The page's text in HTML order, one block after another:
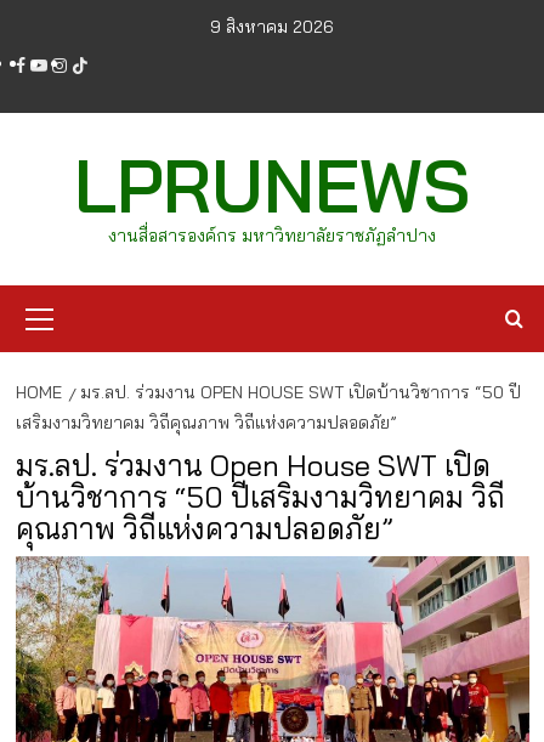
content
9 สิงหาคม 2026
facebook
youtube
instagram
tiktok
LPRUNEWS
งานสื่อสารองค์กร มหาวิทยาลัยราชภัฏลำปาง
Menu
HOME
มร.ลป. ร่วมงาน OPEN HOUSE SWT เปิดบ้านวิชาการ “50 ปี
เสริมงามวิทยาคม วิถีคุณภาพ วิถีแห่งความปลอดภัย”
มร.ลป. ร่วมงาน Open House SWT เปิด
บ้านวิชาการ “50 ปีเสริมงามวิทยาคม วิถี
คุณภาพ วิถีแห่งความปลอดภัย”